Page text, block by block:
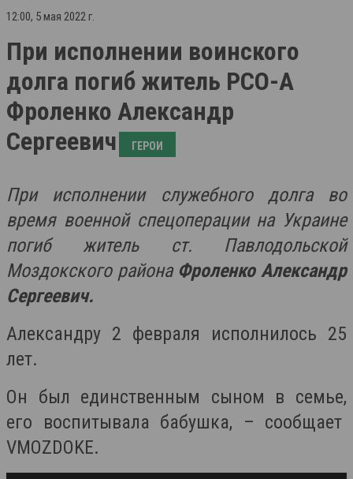
12:00, 5 мая 2022 г.
При исполнении воинского
долга погиб житель РСО-А
Фроленко Александр
Сергеевич
ГЕРОИ
При исполнении служебного долга во
время военной спецоперации на Украине
погиб житель ст. Павлодольской
Моздокского района Фроленко Александр
Сергеевич.
Александру 2 февраля исполнилось 25
лет.
Он был единственным сыном в семье,
его воспитывала бабушка, – сообщает
VMOZDOKE.